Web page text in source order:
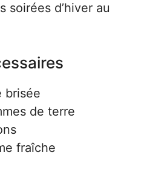
soirées d’hiver au
brisée
de terre
fraîche